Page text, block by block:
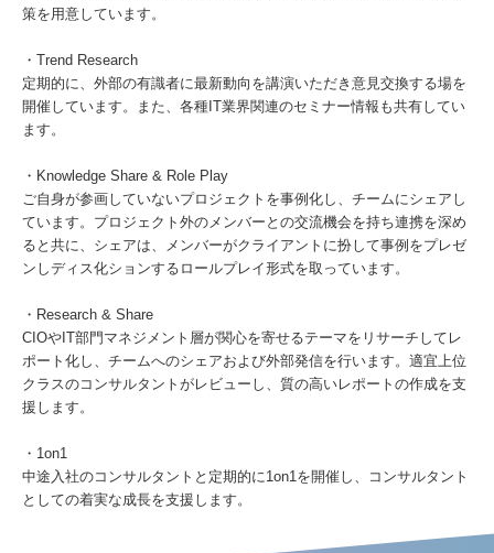
策を用意しています。
・Trend Research
定期的に、外部の有識者に最新動向を講演いただき意見交換する場を
開催しています。また、各種IT業界関連のセミナー情報も共有してい
ます。
・Knowledge Share & Role Play
ご自身が参画していないプロジェクトを事例化し、チームにシェアし
ています。プロジェクト外のメンバーとの交流機会を持ち連携を深め
ると共に、シェアは、メンバーがクライアントに扮して事例をプレゼ
ンしディス化ションするロールプレイ形式を取っています。
・Research & Share
CIOやIT部門マネジメント層が関心を寄せるテーマをリサーチしてレ
ポート化し、チームへのシェアおよび外部発信を行います。適宜上位
クラスのコンサルタントがレビューし、質の高いレポートの作成を支
援します。
・1on1
中途入社のコンサルタントと定期的に1on1を開催し、コンサルタント
としての着実な成長を支援します。